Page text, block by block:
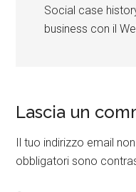
Social case
business con il
Lascia un
Il tuo indirizzo email
obbligatori sono